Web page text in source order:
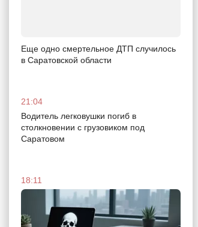
Еще одно смертельное ДТП случилось
в Саратовской области
21:04
Водитель легковушки погиб в
столкновении с грузовиком под
Саратовом
18:11